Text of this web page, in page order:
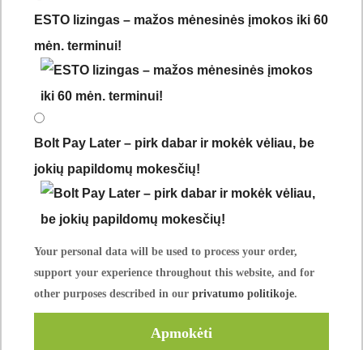
ESTO lizingas – mažos mėnesinės įmokos iki 60
mėn. terminui!
Bolt Pay Later – pirk dabar ir mokėk vėliau, be
jokių papildomų mokesčių!
Your personal data will be used to process your order,
support your experience throughout this website, and for
other purposes described in our privatumo politikoje.
Apmokėti